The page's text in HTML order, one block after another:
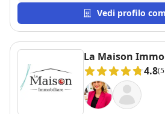
bellissime al locale. Davvero
Vedi profilo
La Maison
4.8